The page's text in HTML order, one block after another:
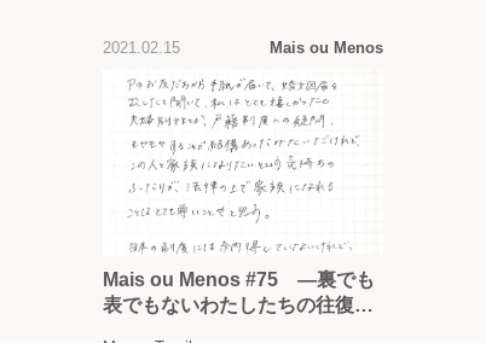
2021.02.15 Mais ou Menos
Mais ou Menos #75 —裏でも
表でもないわたしたちの往復書